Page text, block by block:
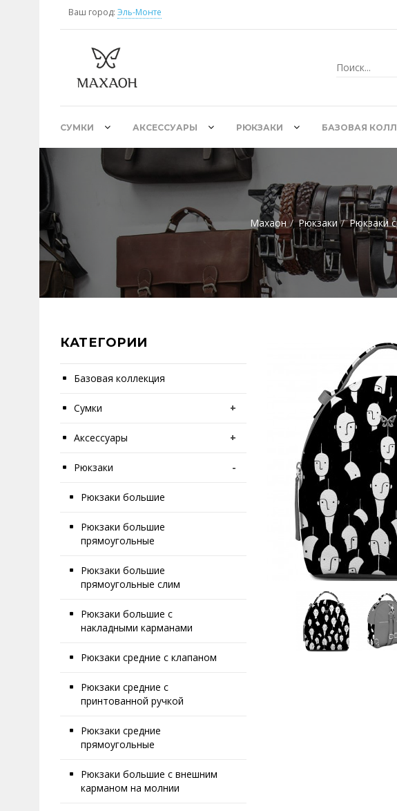
Ваш город: Эль-Монте
СУМКИ АКСЕССУАРЫ РЮКЗАКИ БАЗОВАЯ
Махаон Рюкзаки Рюкзаки
КАТЕГОРИИ
Базовая коллекция
Сумки +
Аксессуары +
Рюкзаки -
Рюкзаки большие
Рюкзаки большие
прямоугольные
Рюкзаки большие
прямоугольные слим
Рюкзаки большие с
накладными карманами
Рюкзаки средние с клапаном
Рюкзаки средние с
принтованной ручкой
Рюкзаки средние
прямоугольные
Рюкзаки большие с внешним
карманом на молнии